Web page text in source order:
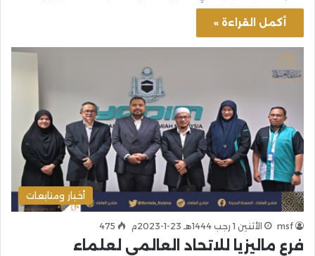
أكمل القراءة »
أخبار ومتابعات
msf الأثنين 1 رجب 1444هـ 23-1-2023م 475
فرع ماليزيا للاتحاد العالمي لعلماء